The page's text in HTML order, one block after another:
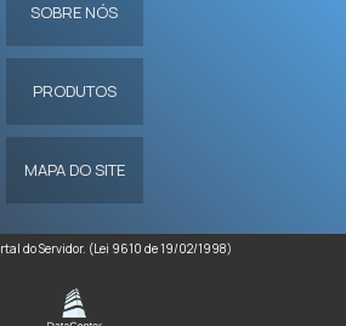
SOBRE NÓS
PRODUTOS
MAPA DO SITE
do Servidor. (Lei 9610 de 19/02/1998)